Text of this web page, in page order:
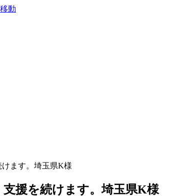
動
ます。埼玉県K様
援を続けます。埼玉県K様